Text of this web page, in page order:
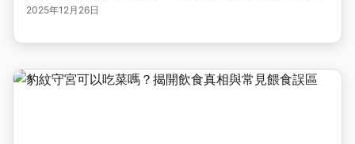
2025年12月26日